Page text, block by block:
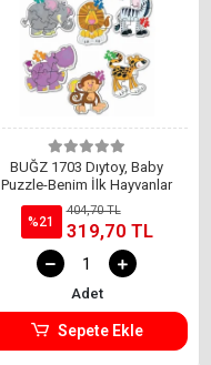
BUĞZ 1703 Dıytoy, Baby
Puzzle-Benim İlk Hayvanlar
%21
404,70 TL
319,70 TL
Adet
Sepete Ekle